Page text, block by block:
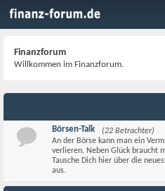
Finanzforum
Willkommen im Finanzforum.
Börsen-Talk
(22 Betrachter)
An der Börse kann man ein
verlieren. Neben Glück braucht
Tausche Dich hier über die
aus.